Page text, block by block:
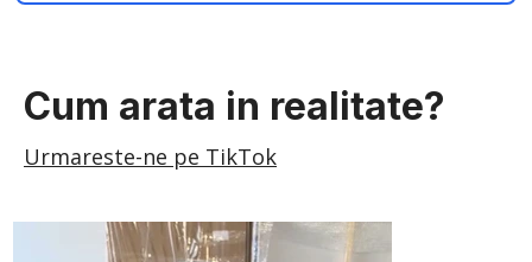
Cum arata in realitate?
Urmareste-ne pe TikTok